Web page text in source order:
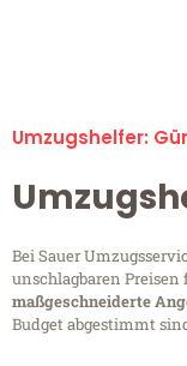
Umzugshelfer:
Bei Sauer
unschlagbaren
maßgeschneiderte
Budget abgestimmt